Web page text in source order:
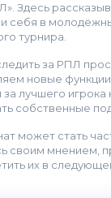
Здесь
себя в
турнира.
за РПЛ
новые
лучшего игрока
собственные
может стать
своим мнением,
их в